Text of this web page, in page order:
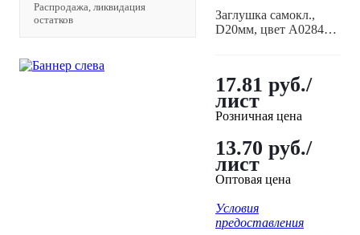
Распродажа, ликвидация
остатков
Заглушка самокл.,
D20мм, цвет A0284
17.81 руб./
лист
Розничная цена
13.70 руб./
лист
Оптовая цена
Условия
предоставления